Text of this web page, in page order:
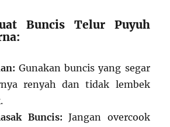
Buncis Telur Puyuh
Gunakan buncis yang segar
renyah dan tidak lembek
Buncis: Jangan overcook